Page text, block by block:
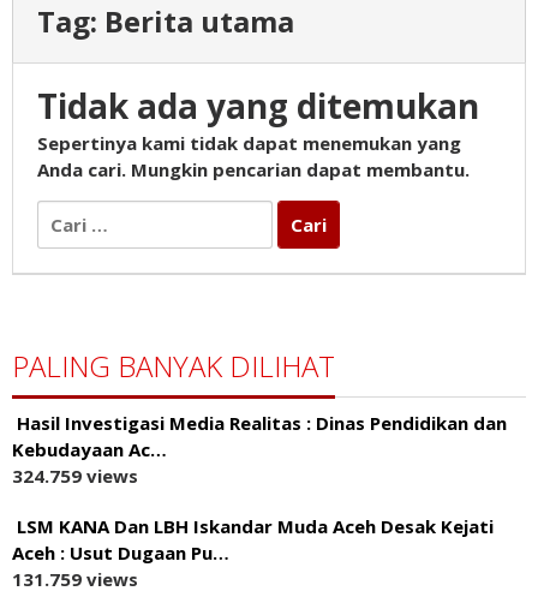
Tag: Berita utama
Tidak ada yang ditemukan
Sepertinya kami tidak dapat menemukan yang
Anda cari. Mungkin pencarian dapat membantu.
Cari
untuk:
PALING BANYAK DILIHAT
Hasil Investigasi Media Realitas : ‎Dinas Pendidikan dan
Kebudayaan Ac…
324.759 views
LSM KANA Dan LBH Iskandar Muda Aceh Desak Kejati
Aceh : Usut Dugaan Pu…
131.759 views